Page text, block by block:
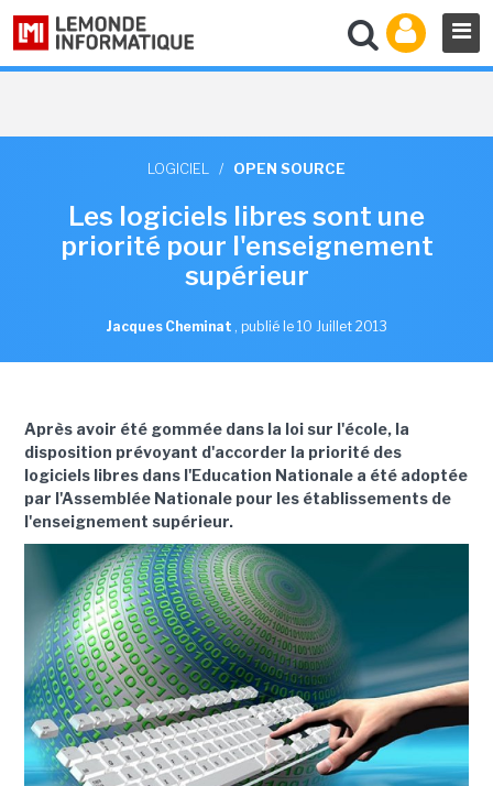
LOGICIEL / OPEN SOURCE
Les logiciels libres sont une
priorité pour l'enseignement
supérieur
Jacques Cheminat , publié le 10 Juillet 2013
Après avoir été gommée dans la loi sur l'école, la
disposition prévoyant d'accorder la priorité des
logiciels libres dans l'Education Nationale a été adoptée
par l'Assemblée Nationale pour les établissements de
l'enseignement supérieur.